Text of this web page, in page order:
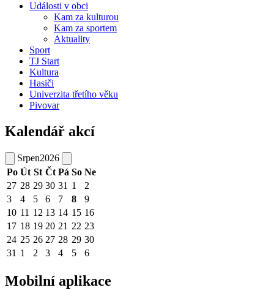
Události v obci
Kam za kulturou
Kam za sportem
Aktuality
Sport
TJ Start
Kultura
Hasiči
Univerzita třetího věku
Pivovar
Kalendář akcí
Srpen2026
Po Út St Čt Pá So Ne
27 28 29 30 31 1
2
3
4 5 6 7 8
9
10 11 12 13 14 15 16
17 18 19 20 21 22 23
24 25 26 27 28 29 30
31 1 2 3 4 5 6
Mobilní aplikace